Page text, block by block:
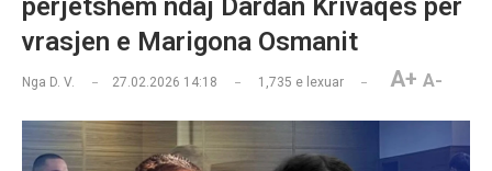
përjetshëm ndaj Dardan Krivaqës për
vrasjen e Marigona Osmanit
Nga D. V. 27.02.2026 14:18 1,735 e lexuar A+ A-